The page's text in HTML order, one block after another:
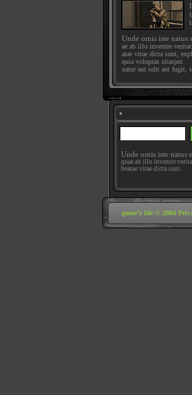
Unde omis iste natus
ae ab illo inventre
atae vitae dicta sunt,
quia voluptas sitasper.
natur aut odit aut fugit,
Unde omis iste natus
quae ab illo inventre
beatae vitae dicta sunt.
game’s life © 2004